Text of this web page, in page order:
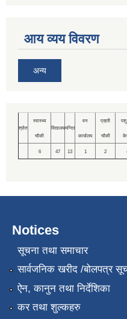
आय व्यय विवरण
अन्य
श्रोत
स्वास्थ्य
चौकी
विद्यालयमन्दिर
वन
कार्यालय
प्रहरी
चौकी
पशु
6 47 13 1 2
Notices
सूचना तथा समाचार
सार्वजनिक खरीद /बोलपत्र
ऐन, कानुन तथा निर्देशिका
कर तथा शुल्कहरु